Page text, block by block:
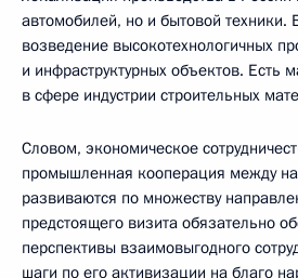
автомобилей, но и бытовой техники.
возведение высокотехнологичных
и инфраструктурных объектов. Есть
в сфере индустрии строительных
Словом, экономическое
промышленная кооперация между
развиваются по множеству
предстоящего визита обязательно
перспективы взаимовыгодного
шаги по его активизации на благо